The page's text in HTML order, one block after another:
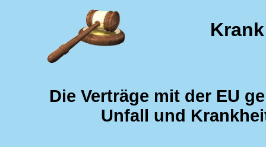
Die Verträge mit der EU
Unfall und